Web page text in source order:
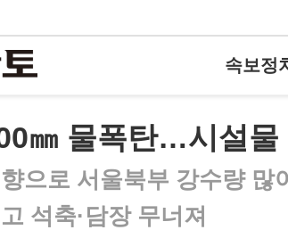
속보정
㎜ 물폭탄…시설물
으로 서울북부 강수량 많
석축·담장 무너져